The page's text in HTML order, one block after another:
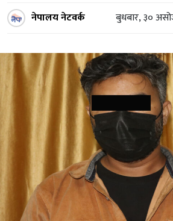
नेपालय नेटवर्क बुधबार, ३०